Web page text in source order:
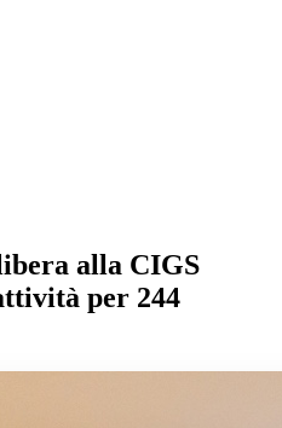
alla CIGS
per 244